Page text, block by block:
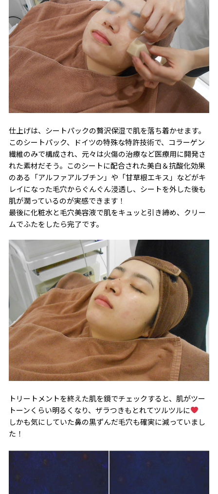
仕上げは、シートパックの贅沢保湿で肌を落ち着かせます。
このシートパック、ドイツの特殊な特許技術で、コラーゲン
繊維のみで構成され、元々は火傷の治療など医療用に開発さ
れた素材だそう。このシートに配合された美白＆抗酸化効果
のある「アルファアルブチン」や「甘草根エキス」などがキ
レイになった毛穴からぐんぐん浸透し、シートを外した後も
肌が潤っているのが実感できます！
最後に化粧水と毛穴美容液で肌をキュッと引き締め、クリー
ムでふたをしたら完了です。
トリートメントを終えた肌を鏡でチェックすると、肌がツー
トーンくらい明るくなり、ザラつきもとれてツルツルに
しかも気にしていた鼻の黒ずんだ毛穴も確実に減っていまし
た！